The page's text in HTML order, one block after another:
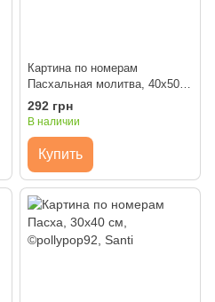
Картина по номерам
Пасхальная молитва, 40х50
см, ©pollypop92, Santi
292 грн
В наличии
Купить